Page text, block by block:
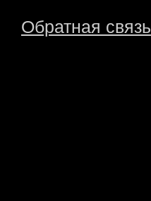
Обратная связь